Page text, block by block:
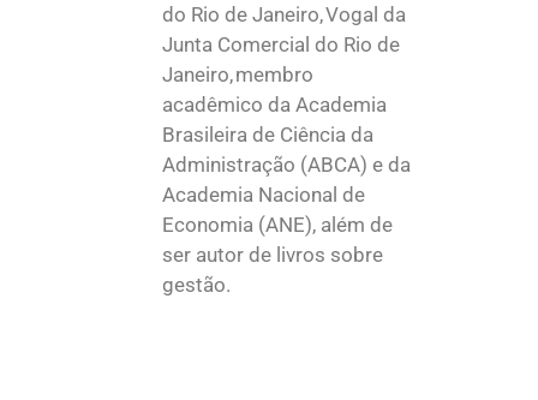
do Rio de Janeiro, Vogal da
Junta Comercial do Rio de
Janeiro, membro
acadêmico da Academia
Brasileira de Ciência da
Administração (ABCA) e da
Academia Nacional de
Economia (ANE), além de
ser autor de livros sobre
gestão.